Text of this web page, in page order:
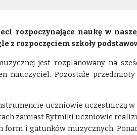
rozpoczynające naukę w
z rozpoczęciem szkoły
jest rozplanowany na
nauczyciel. Pozostałe
uczniowie uczestniczą
zamiast Rytmiki uczniowie
i gatunków muzycznych.